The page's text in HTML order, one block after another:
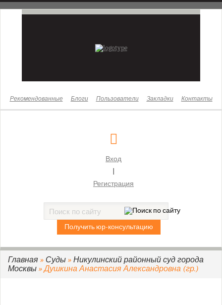
Новости
Бизнес
Здоровье
Бабушкинский районный суд г. Москвы
Басманный районный суд г. Москвы
Бутырский районный суд г. Москвы
Гагаринский районный суд г. Москвы
Головинский районный суд г. Москвы
Дорогомиловский районный суд г. Москвы
Зеленоградский районный суд г. Москвы
Зюзинский районный суд города Москвы
Рекомендованные Блоги Пользователи Закладки Контакты
Вход
Регистрация
Получить юр-консультацию
Главная » Суды » Никулинский районный суд города
Москвы » Душкина Анастасия Александровна (гр.)